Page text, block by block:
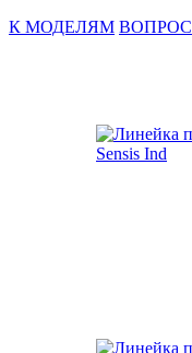
К МОДЕЛЯМ ВОПРОС